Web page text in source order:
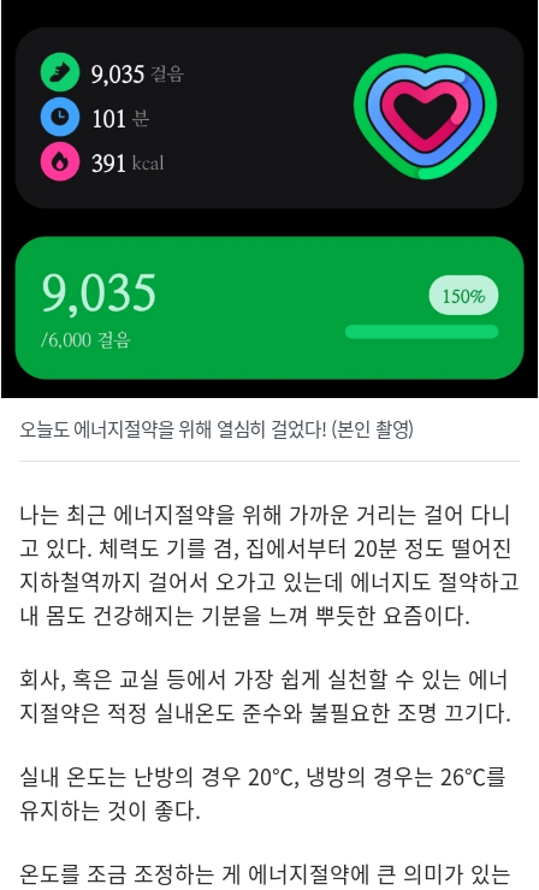
오늘도 에너지절약을 위해 열심히 걸었다! (본인 촬영)
나는 최근 에너지절약을 위해 가까운 거리는 걸어 다니
고 있다. 체력도 기를 겸, 집에서부터 20분 정도 떨어진
지하철역까지 걸어서 오가고 있는데 에너지도 절약하고
내 몸도 건강해지는 기분을 느껴 뿌듯한 요즘이다.
회사, 혹은 교실 등에서 가장 쉽게 실천할 수 있는 에너
지절약은 적정 실내온도 준수와 불필요한 조명 끄기다.
실내 온도는 난방의 경우 20℃, 냉방의 경우는 26℃를
유지하는 것이 좋다.
온도를 조금 조정하는 게 에너지절약에 큰 의미가 있는